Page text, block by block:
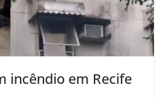
incêndio em Recife